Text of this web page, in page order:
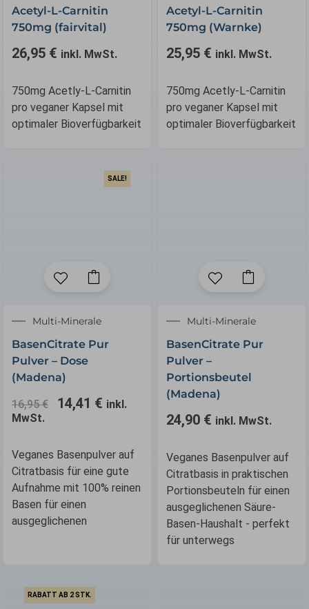
Acetyl-L-Carnitin
750mg (fairvital)
26,95 € inkl. MwSt.
750mg Acetly-L-Carnitin
pro veganer Kapsel mit
optimaler Bioverfügbarkeit
Acetyl-L-Carnitin
750mg (Warnke)
25,95 € inkl. MwSt.
750mg Acetly-L-Carnitin
pro veganer Kapsel mit
optimaler Bioverfügbarkeit
SALE!
Multi-Minerale
BasenCitrate Pur
Pulver – Dose
(Madena)
16,95€
Ursprünglicher
Preis
war:
16,95 €
14,41 €
ist:
inkl.
MwSt.
Veganes Basenpulver auf
Citratbasis für eine gute
Aufnahme mit 100% reinen
Basen für einen
ausgeglichenen
Multi-Minerale
BasenCitrate Pur
Pulver –
Portionsbeutel
(Madena)
24,90 € inkl. MwSt.
Veganes Basenpulver auf
Citratbasis in praktischen
Portionsbeuteln für einen
ausgeglichenen Säure-
Basen-Haushalt - perfekt
für unterwegs
RABATT AB 2 STK.